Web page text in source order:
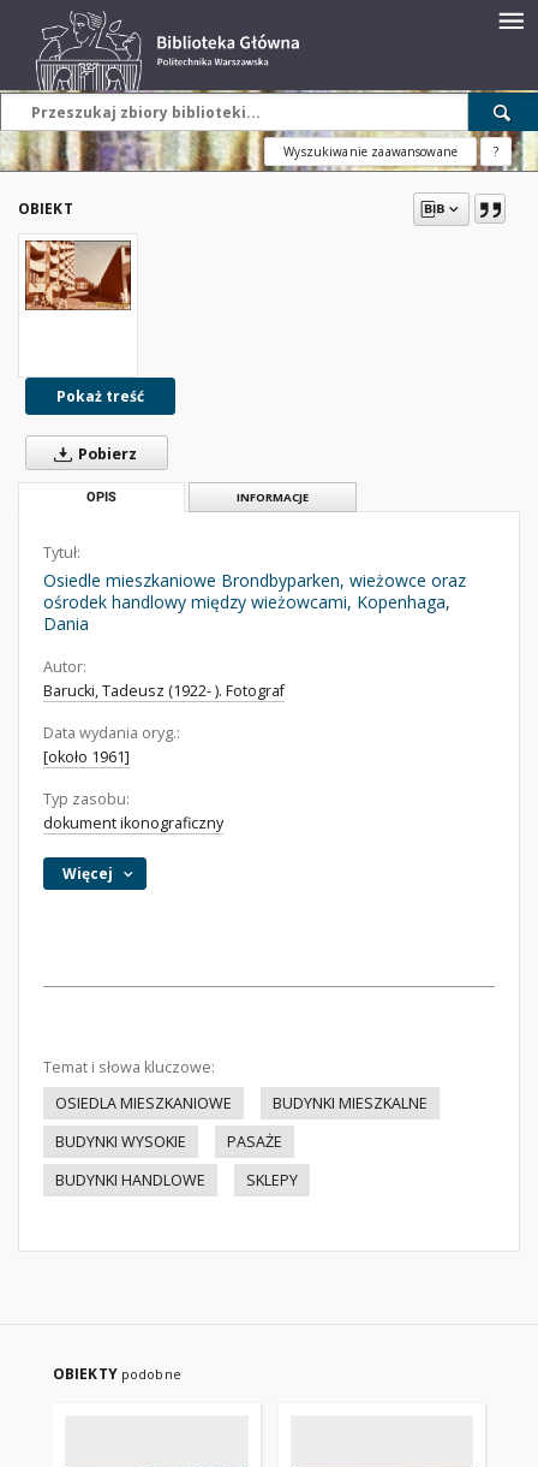
Wyszukiwanie zaawansowane ?
OBIEKT
Pokaż treść
Pobierz
OPIS INFORMACJE
Tytuł:
Osiedle mieszkaniowe Brondbyparken, wieżowce oraz
ośrodek handlowy między wieżowcami, Kopenhaga,
Dania
Autor:
Barucki, Tadeusz (1922- ). Fotograf
Data wydania oryg.:
[około 1961]
Typ zasobu:
dokument ikonograficzny
Więcej
Temat i słowa kluczowe:
OSIEDLA MIESZKANIOWE
BUDYNKI MIESZKALNE
BUDYNKI WYSOKIE
PASAŻE
BUDYNKI HANDLOWE
SKLEPY
OBIEKTY podobne